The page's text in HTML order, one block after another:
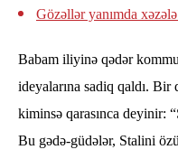
Gözəllər yanımda
Babam iliyinə qədər
ideyalarına sadiq qaldı.
kiminsə qarasınca deyinir:
Bu gədə-güdələr, Stalini